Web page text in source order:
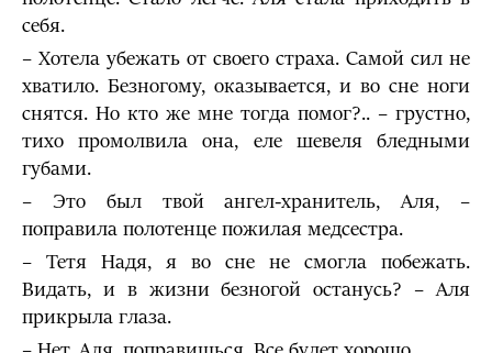
себя.
– Хотела убежать от своего страха. Самой сил не
хватило. Безногому, оказывается, и во сне ноги
снятся. Но кто же мне тогда помог?.. – грустно,
тихо промолвила она, еле шевеля бледными
губами.
– Это был твой ангел-хранитель, Аля, –
поправила полотенце пожилая медсестра.
– Тетя Надя, я во сне не смогла побежать.
Видать, и в жизни безногой останусь? – Аля
прикрыла глаза.